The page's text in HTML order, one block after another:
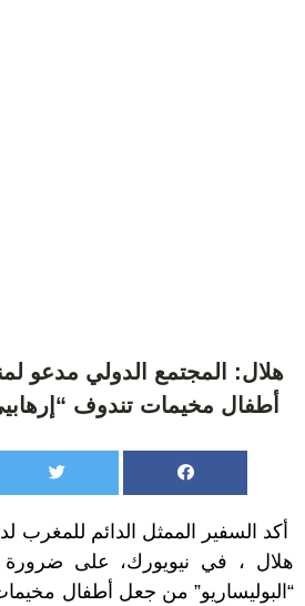
هلال: المجتمع الدولي مدعو
أطفال مخيمات تندوف
أكد السفير الممثل الدائم للمغرب
هلال ، في نيويورك، على ضرورة
“البوليساريو” من جعل أطفال